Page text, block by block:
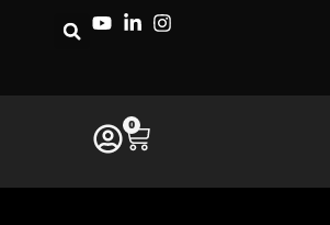
0